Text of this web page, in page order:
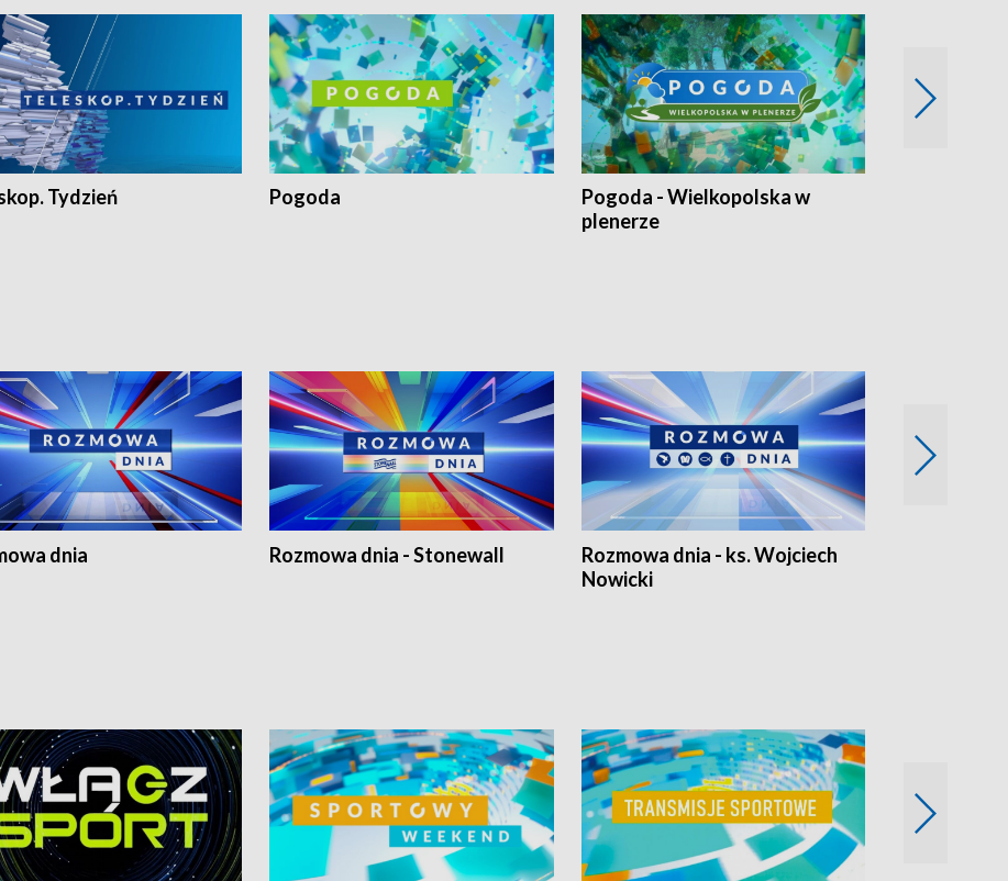
Tydzień Pogoda
Pogoda - Wielkopolska w
plenerze
dnia Rozmowa dnia - Stonewall
Rozmowa dnia - ks. Wojciech
Nowicki